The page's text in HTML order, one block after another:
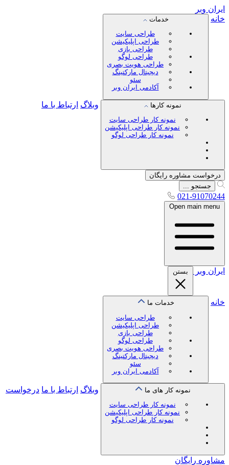
ایران وبر
خانه
خدمات
طراحی سایت
طراحی اپلیکیشن
طراحی بازی
طراحی لوگو
طراحی هویت بصری
دیجیتال مارکتینگ
سئو
آکادمی ایران وبر
نمونه کارها
نمونه کار طراحی سایت
نمونه کار طراحی اپلیکیشن
نمونه کار طراحی لوگو
وبلاگ ارتباط با ما
درخواست مشاوره رایگان
جستجو ...
021-91070244
Open main menu
ایران وبر بستن
خانه
خدمات ما
طراحی سایت
طراحی اپلیکیشن
طراحی بازی
طراحی لوگو
طراحی هویت بصری
دیجیتال مارکتینگ
سئو
آکادمی ایران وبر
نمونه کار های ما
نمونه کار طراحی سایت
نمونه کار طراحی اپلیکیشن
نمونه کار طراحی لوگو
وبلاگ ارتباط با ما درخواست
مشاوره رایگان